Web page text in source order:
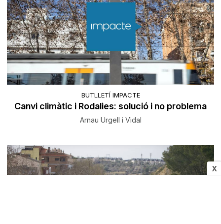
X
BUTLLETÍ IMPACTE
Canvi climàtic i Rodalies: solució i no problema
Arnau Urgell i Vidal